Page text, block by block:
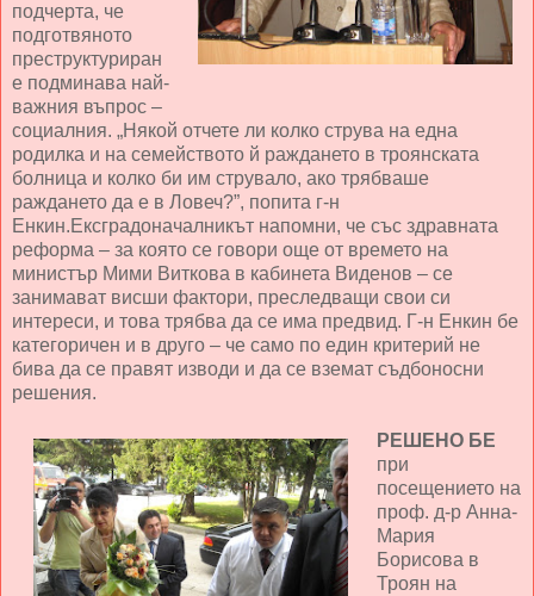
подчерта, че
подготвяното
преструктуриран
е подминава най-
важния въпрос –
социалния. „Някой отчете ли колко струва на една
родилка и на семейството й раждането в троянската
болница и колко би им струвало, ако трябваше
раждането да е в Ловеч?”, попита г-н
Енкин.Ексградоначалникът напомни, че със здравната
реформа – за която се говори още от времето на
министър Мими Виткова в кабинета Виденов – се
занимават висши фактори, преследващи свои си
интереси, и това трябва да се има предвид. Г-н Енкин бе
категоричен и в друго – че само по един критерий не
бива да се правят изводи и да се вземат съдбоносни
решения.
РЕШЕНО БЕ
при
посещението на
проф. д-р Анна-
Мария
Борисова в
Троян на